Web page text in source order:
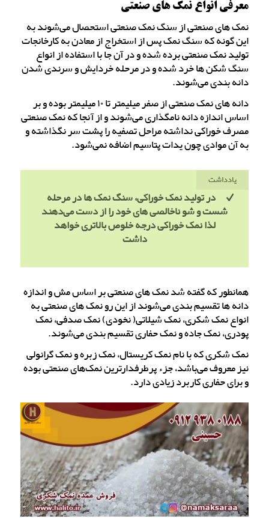
معرفی انواع نمک های صنعتی
نمک های صنعتی از سنگ نمک صنعتی استحصال می‌شوند به
این گونه که سنگ نمک پس از استخراج از معادن به کارخانجات
تولید نمک صنعتی برده شده و در آن جا با استفاده از انواع
سنگ شکن ها خرد شده و در مرحله خردایش و سرندی شدن
دانه بندی می‌شوند.
دانه های نمک صنعتی از صفر میلیمتر تا ۱۰ میلیمتر بوده و بر
اساس اندازه دانه نامگذاری می‌شوند و از آنجا که نمک صنعتی
مصرف خوراکی نداشته مراحل تصفیه را پشت سر نگذاشته و
به آن موادی چون یدات پتاسیم اضافه نمی‌شود.
یادداشت
در تولید نمک خوراکی، سنگ نمک ها در مرحله
شست و شو ناخالصی های خود را از دست می‌دهند
لذا نمک خوراکی درجه خلوص بالاتری خواهد
داشت
همانطور که گفته شد نمک های صنعتی بر اساس مش و اندازه
دانه ها تقسیم بندی می‌شوند از این رو نمک های صنعتی به
انواع نمک شکری، نمک شیلاتی( نخودی) نمک صدفی، نمک
پودری، نمک جاده و نمک حفاری تقسیم بندی می‌شوند.
نمک شکری که با نام نمک کریستال، نمک زبره و نمک گرانولی
نیز معروف می‌باشد، جزء پرطرفدارترین نمک‌های صنعتی بوده
و برای حفاری کاربرد زیادی دارد.